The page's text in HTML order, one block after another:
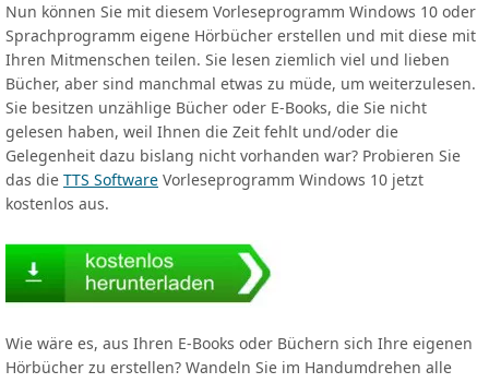
Nun können Sie mit diesem Vorleseprogramm Windows 10 oder
Sprachprogramm eigene Hörbücher erstellen und mit diese mit
Ihren Mitmenschen teilen. Sie lesen ziemlich viel und lieben
Bücher, aber sind manchmal etwas zu müde, um weiterzulesen.
Sie besitzen unzählige Bücher oder E-Books, die Sie nicht
gelesen haben, weil Ihnen die Zeit fehlt und/oder die
Gelegenheit dazu bislang nicht vorhanden war? Probieren Sie
das die TTS Software Vorleseprogramm Windows 10 jetzt
kostenlos aus.
Wie wäre es, aus Ihren E-Books oder Büchern sich Ihre eigenen
Hörbücher zu erstellen? Wandeln Sie im Handumdrehen alle